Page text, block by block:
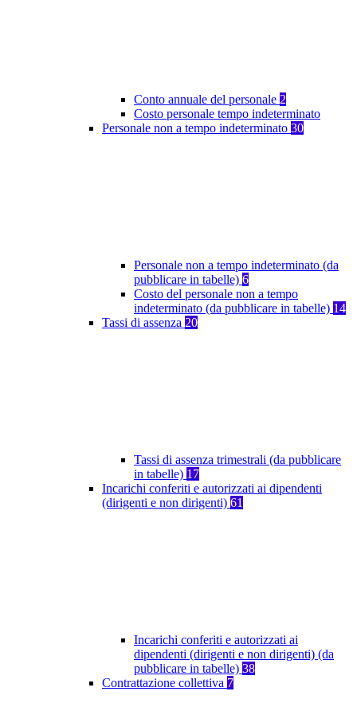
Conto annuale del personale 2
Costo personale tempo indeterminato
Personale non a tempo indeterminato 30
Personale non a tempo indeterminato (da
pubblicare in tabelle) 6
Costo del personale non a tempo
indeterminato (da pubblicare in tabelle) 14
Tassi di assenza 20
Tassi di assenza trimestrali (da pubblicare
in tabelle) 17
Incarichi conferiti e autorizzati ai dipendenti
(dirigenti e non dirigenti) 61
Incarichi conferiti e autorizzati ai
dipendenti (dirigenti e non dirigenti) (da
pubblicare in tabelle) 38
Contrattazione collettiva 7